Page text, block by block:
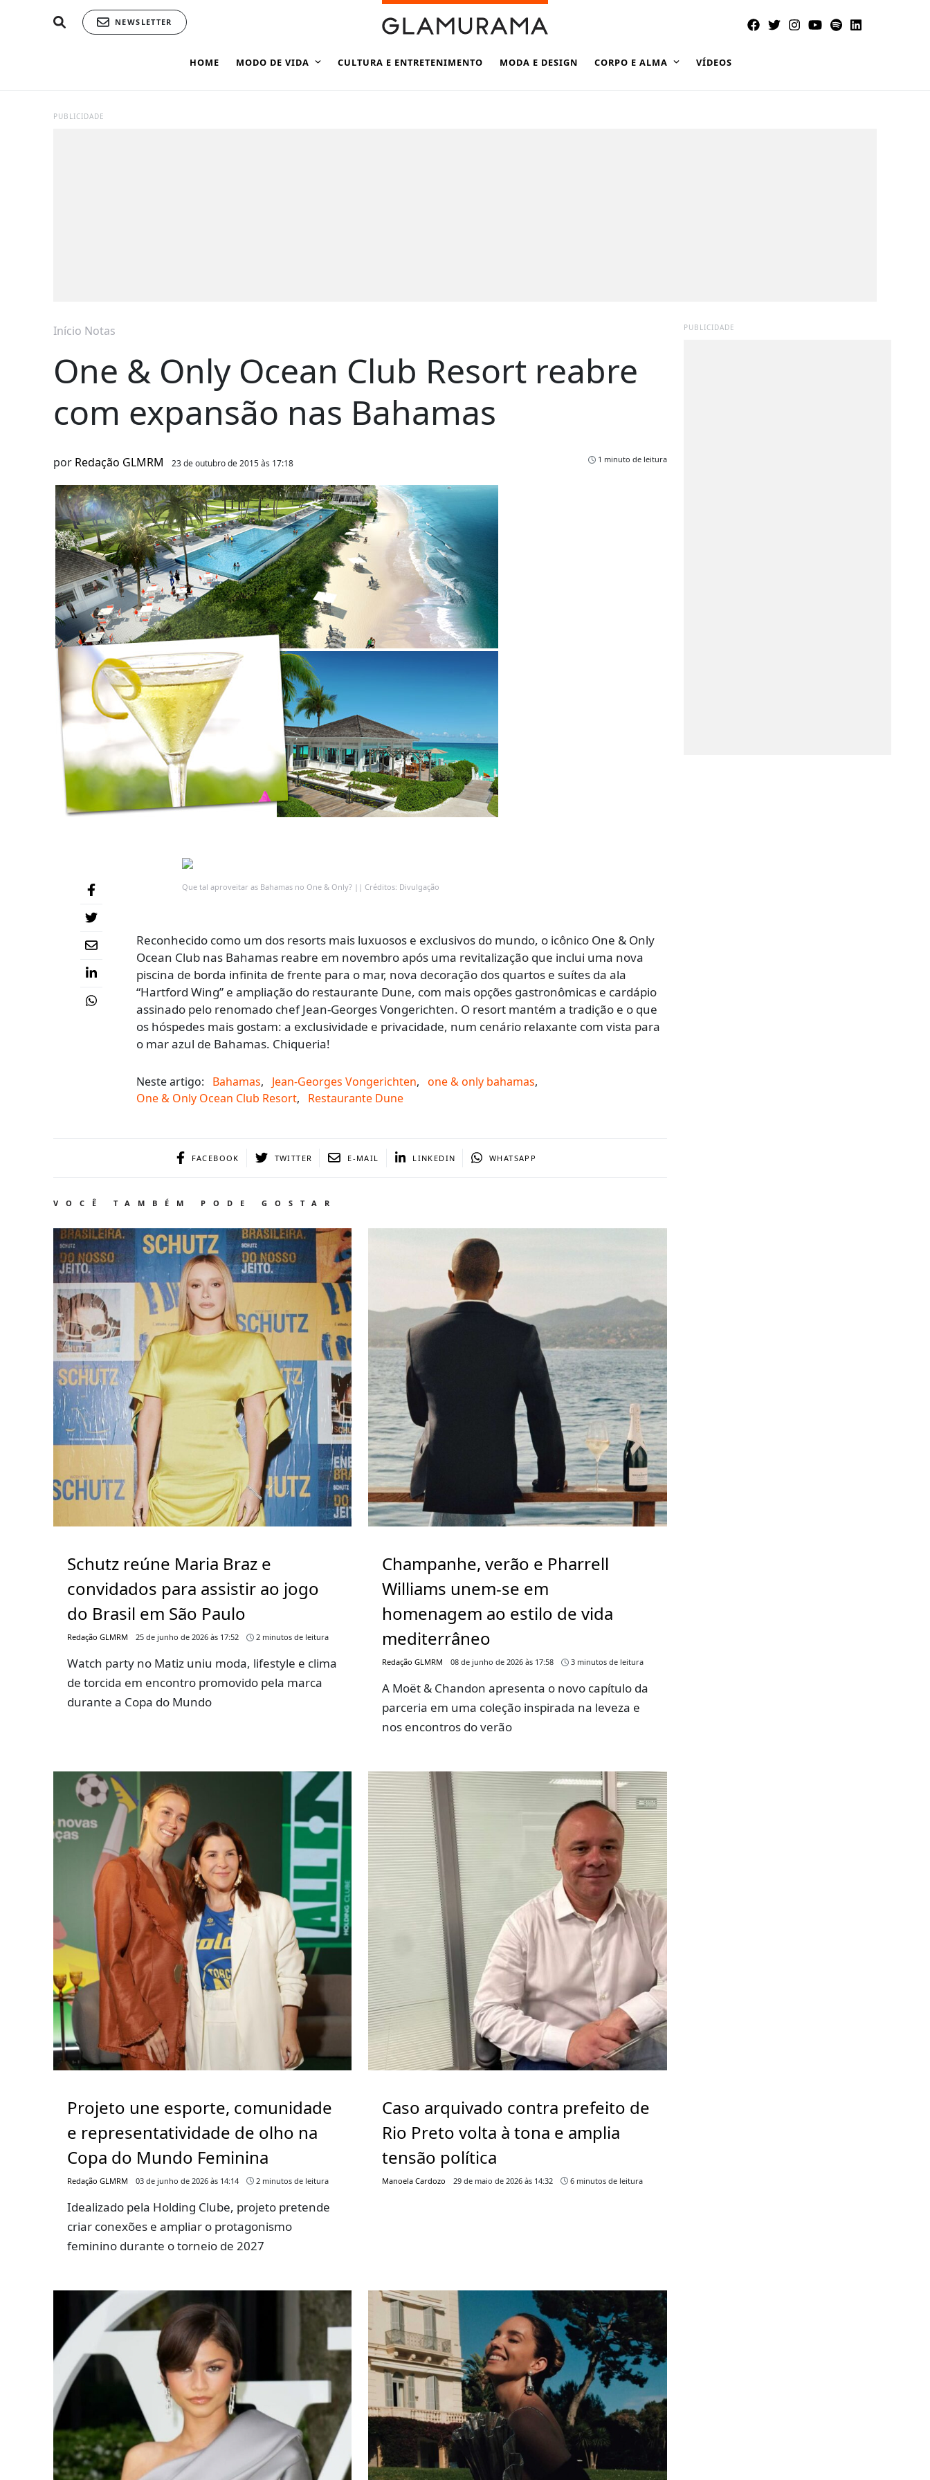
NEWSLETTER
HOME MODO DE VIDA CULTURA E ENTRETENIMENTO MODA E DESIGN CORPO E ALMA VÍDEOS
PUBLICIDADE
Início Notas
One & Only Ocean Club Resort reabre
com expansão nas Bahamas
por Redação GLMRM 23 de outubro de 2015 às 17:18 1 minuto de leitura
Que tal aproveitar as Bahamas no One & Only? || Créditos: Divulgação
Reconhecido como um dos resorts mais luxuosos e exclusivos do mundo, o icônico One & Only
Ocean Club nas Bahamas reabre em novembro após uma revitalização que inclui uma nova
piscina de borda infinita de frente para o mar, nova decoração dos quartos e suítes da ala
“Hartford Wing” e ampliação do restaurante Dune, com mais opções gastronômicas e cardápio
assinado pelo renomado chef Jean-Georges Vongerichten. O resort mantém a tradição e o que
os hóspedes mais gostam: a exclusividade e privacidade, num cenário relaxante com vista para
o mar azul de Bahamas. Chiqueria!
Neste artigo: Bahamas, Jean-Georges Vongerichten, one & only bahamas,
One & Only Ocean Club Resort, Restaurante Dune
FACEBOOK TWITTER E-MAIL LINKEDIN WHATSAPP
VOCÊ TAMBÉM PODE GOSTAR
Schutz reúne Maria Braz e
convidados para assistir ao jogo
do Brasil em São Paulo
Redação GLMRM 25 de junho de 2026 às 17:52 2 minutos de leitura
Watch party no Matiz uniu moda, lifestyle e clima
de torcida em encontro promovido pela marca
durante a Copa do Mundo
Champanhe, verão e Pharrell
Williams unem-se em
homenagem ao estilo de vida
mediterrâneo
Redação GLMRM 08 de junho de 2026 às 17:58 3 minutos de leitura
A Moët & Chandon apresenta o novo capítulo da
parceria em uma coleção inspirada na leveza e
nos encontros do verão
Projeto une esporte, comunidade
e representatividade de olho na
Copa do Mundo Feminina
Redação GLMRM 03 de junho de 2026 às 14:14 2 minutos de leitura
Idealizado pela Holding Clube, projeto pretende
criar conexões e ampliar o protagonismo
feminino durante o torneio de 2027
Caso arquivado contra prefeito de
Rio Preto volta à tona e amplia
tensão política
Manoela Cardozo 29 de maio de 2026 às 14:32 6 minutos de leitura
PUBLICIDADE